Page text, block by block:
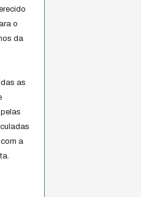
o
da
as
a